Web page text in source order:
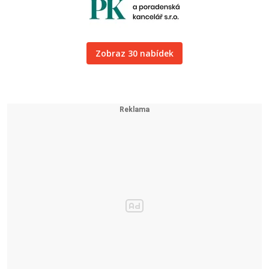
Zobraz 30 nabídek